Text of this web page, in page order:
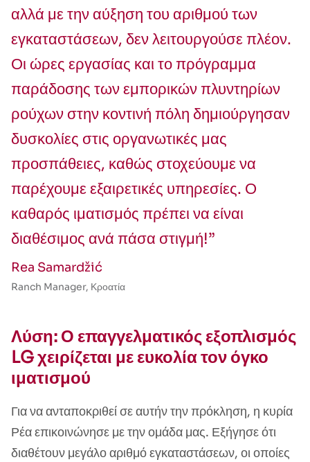
αλλά με την αύξηση του αριθμού των
εγκαταστάσεων, δεν λειτουργούσε πλέον.
Οι ώρες εργασίας και το πρόγραμμα
παράδοσης των εμπορικών πλυντηρίων
ρούχων στην κοντινή πόλη δημιούργησαν
δυσκολίες στις οργανωτικές μας
προσπάθειες, καθώς στοχεύουμε να
παρέχουμε εξαιρετικές υπηρεσίες. Ο
καθαρός ιματισμός πρέπει να είναι
διαθέσιμος ανά πάσα στιγμή!”
Rea Samardžić
Ranch Manager, Κροατία
Λύση: Ο επαγγελματικός εξοπλισμός
LG χειρίζεται με ευκολία τον όγκο
ιματισμού
Για να ανταποκριθεί σε αυτήν την πρόκληση, η κυρία
Ρέα επικοινώνησε με την ομάδα μας. Εξήγησε ότι
διαθέτουν μεγάλο αριθμό εγκαταστάσεων, οι οποίες